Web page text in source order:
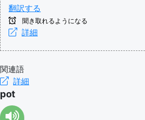
翻訳する
聞き取れるようになる
詳細
関連語
詳細
pot